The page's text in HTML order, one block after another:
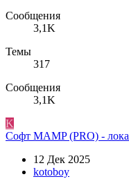
Сообщения
3,1K
Темы
317
Сообщения
3,1K
K
Софт MAMP (PRO) -
12 Дек 2025
kotoboy